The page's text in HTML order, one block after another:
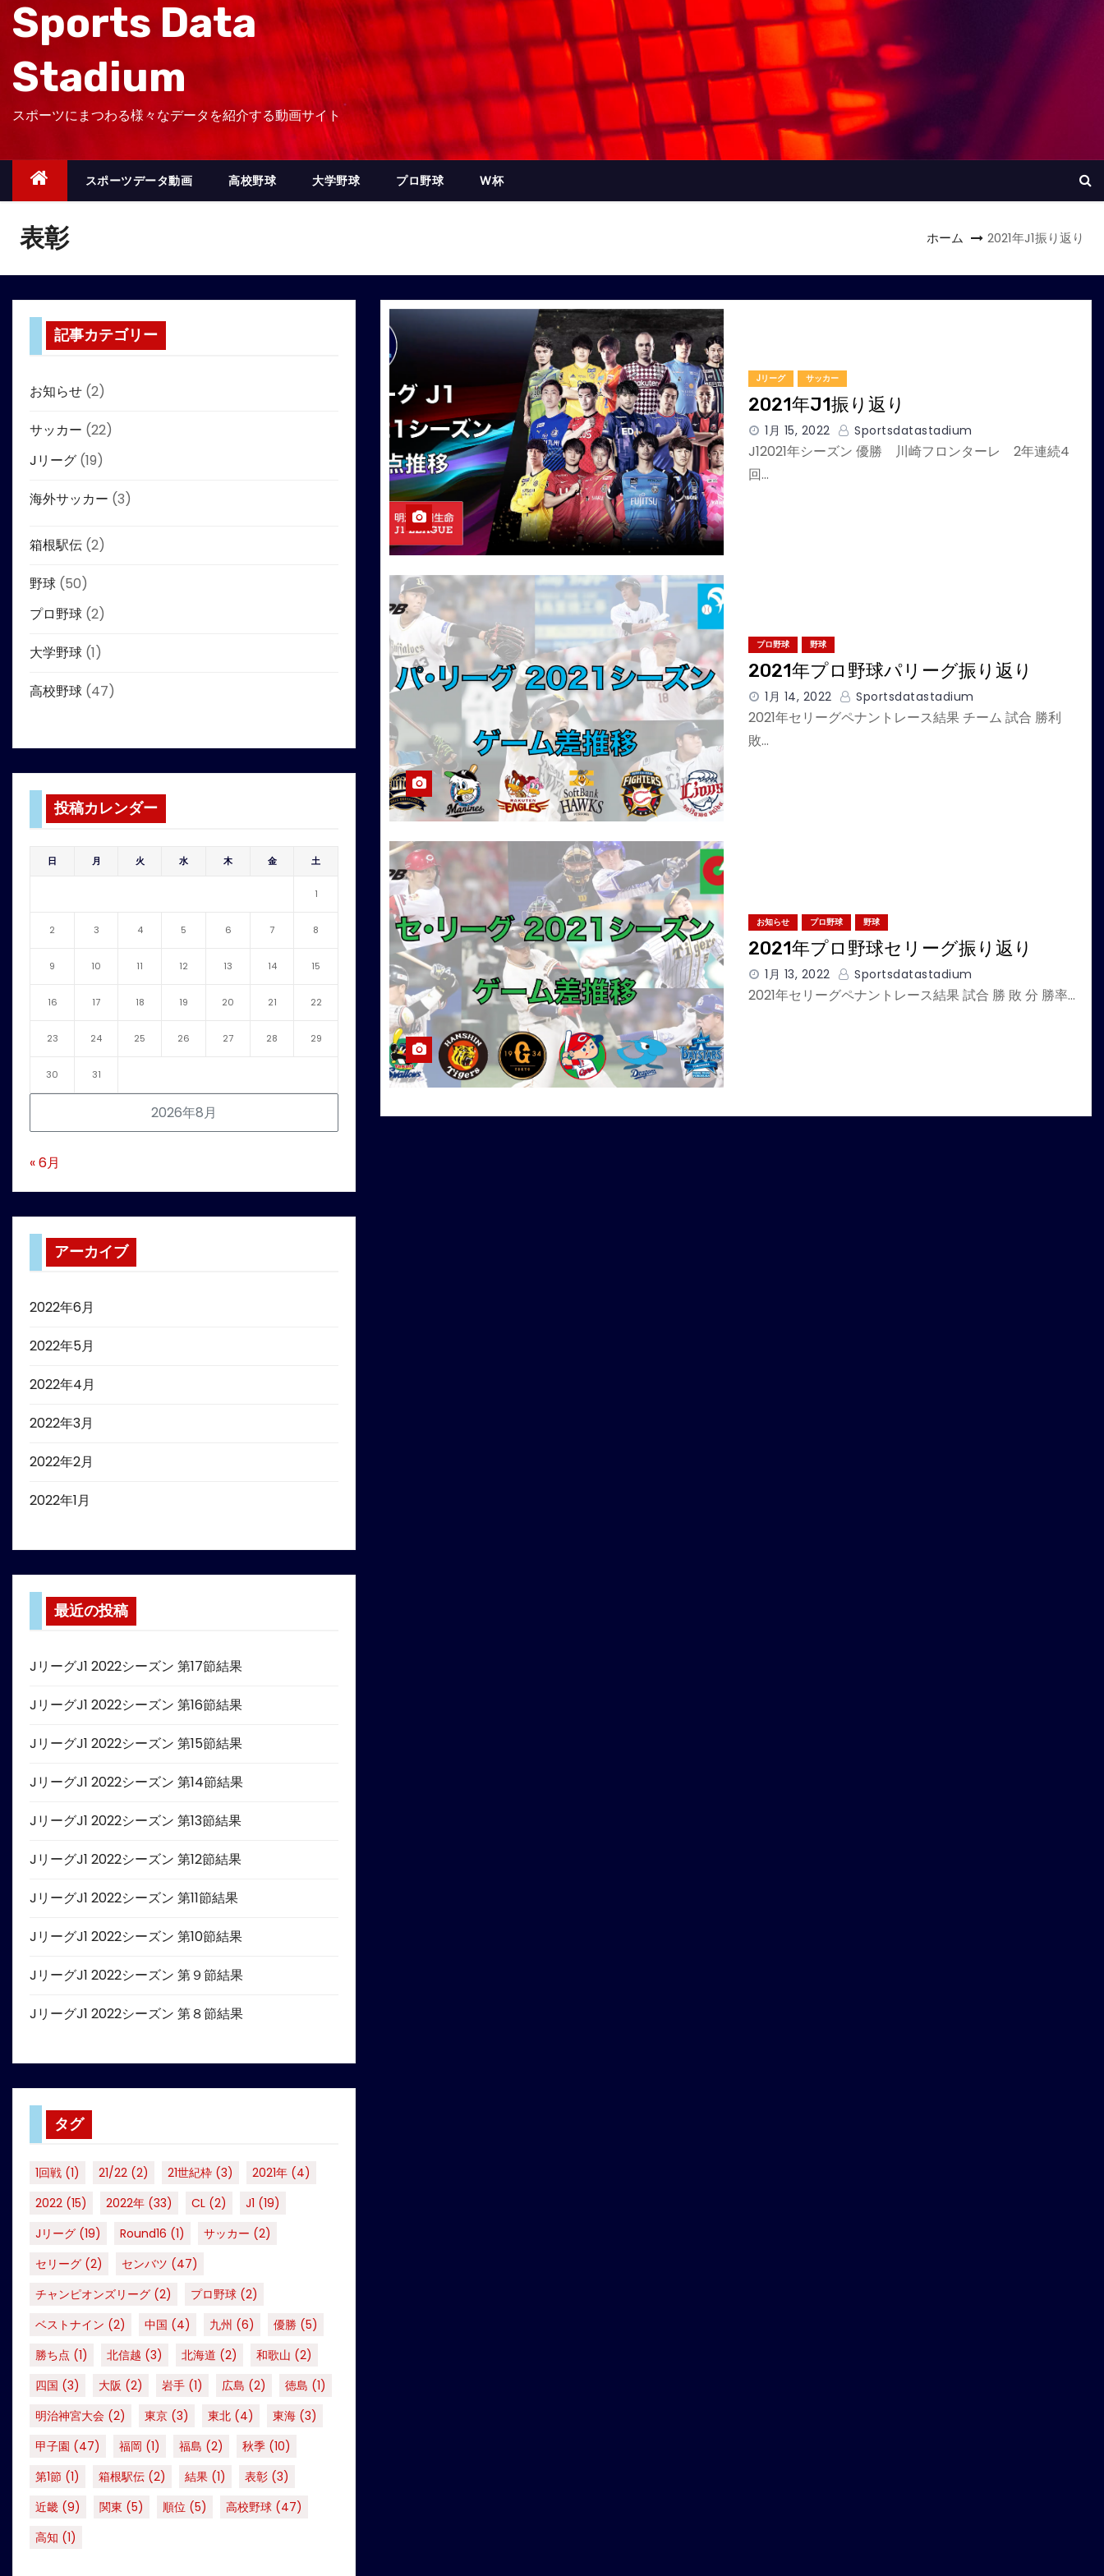
Sports Data
Stadium
スポーツにまつわる様々なデータを紹介する動画サイト
スポーツデータ動画 高校野球 大学野球 プロ野球 W杯
表彰 ホーム 2021年J1振り返り
記事カテゴリー
お知らせ (2)
サッカー (22)
Jリーグ (19)
海外サッカー (3)
箱根駅伝 (2)
野球 (50)
プロ野球 (2)
大学野球 (1)
高校野球 (47)
投稿カレンダー
2026年8月
日 月 火 水 木 金 土
1
2 3 4 5 6 7 8
9 10 11 12 13 14 15
16 17 18 19 20 21 22
23 24 25 26 27 28 29
30 31
« 6月
アーカイブ
2022年6月
2022年5月
2022年4月
2022年3月
2022年2月
2022年1月
最近の投稿
JリーグJ1 2022シーズン 第17節結果
JリーグJ1 2022シーズン 第16節結果
JリーグJ1 2022シーズン 第15節結果
JリーグJ1 2022シーズン 第14節結果
JリーグJ1 2022シーズン 第13節結果
JリーグJ1 2022シーズン 第12節結果
JリーグJ1 2022シーズン 第11節結果
JリーグJ1 2022シーズン 第10節結果
JリーグJ1 2022シーズン 第９節結果
JリーグJ1 2022シーズン 第８節結果
タグ
1回戦 (1) 21/22 (2) 21世紀枠 (3) 2021年 (4)
2022 (15) 2022年 (33) CL (2) J1 (19)
Jリーグ (19) Round16 (1) サッカー (2)
セリーグ (2) センバツ (47)
チャンピオンズリーグ (2) プロ野球 (2)
ベストナイン (2) 中国 (4) 九州 (6) 優勝 (5)
勝ち点 (1) 北信越 (3) 北海道 (2) 和歌山 (2)
四国 (3) 大阪 (2) 岩手 (1) 広島 (2) 徳島 (1)
明治神宮大会 (2) 東京 (3) 東北 (4) 東海 (3)
甲子園 (47) 福岡 (1) 福島 (2) 秋季 (10)
第1節 (1) 箱根駅伝 (2) 結果 (1) 表彰 (3)
近畿 (9) 関東 (5) 順位 (5) 高校野球 (47)
高知 (1)
Jリーグ サッカー
2021年J1振り返り
1月 15, 2022 Sportsdatastadium
J12021年シーズン 優勝 川崎フロンターレ 2年連続4
回…
プロ野球 野球
2021年プロ野球パリーグ振り返り
1月 14, 2022 Sportsdatastadium
2021年セリーグペナントレース結果 チーム 試合 勝利
敗…
お知らせ プロ野球 野球
2021年プロ野球セリーグ振り返り
1月 13, 2022 Sportsdatastadium
2021年セリーグペナントレース結果 試合 勝 敗 分 勝率…